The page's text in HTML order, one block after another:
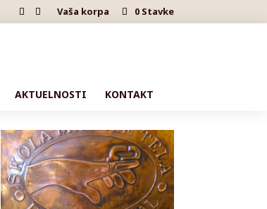
Vaša korpa 0 Stavke
AKTUELNOSTI KONTAKT